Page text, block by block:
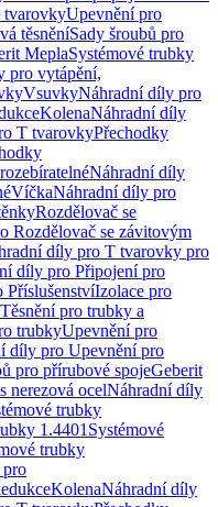
Upevnění pro
těsněníSady šroubů pro
MeplaSystémové trubky
pro vytápění,
VsuvkyNáhradní díly pro
KolenaNáhradní díly
T tvarovkyPřechodky
Náhradní díly
VíčkaNáhradní díly pro
Rozdělovač se
Rozdělovač se závitovým
díly pro T tvarovky pro
díly pro Připojení pro
PříslušenstvíIzolace pro
Těsnění pro trubky a
trubkyUpevnění pro
díly pro Upevnění pro
pro přírubové spojeGeberit
nerezová ocelNáhradní díly
trubky
1.4401 Systémové
trubky
KolenaNáhradní díly